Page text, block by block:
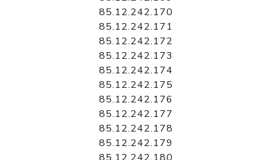
85.12.242.170
85.12.242.171
85.12.242.172
85.12.242.173
85.12.242.174
85.12.242.175
85.12.242.176
85.12.242.177
85.12.242.178
85.12.242.179